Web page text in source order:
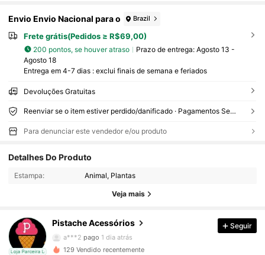
Envio Envio Nacional para o Brazil
Frete grátis(Pedidos ≥ R$69,00)
200 pontos, se houver atraso Prazo de entrega: Agosto 13 -
Agosto 18
Entrega em 4-7 dias : exclui finais de semana e feriados
Devoluções Gratuitas
Reenviar se o item estiver perdido/danificado · Pagamentos Seguros · Proteção de privacidade
Para denunciar este vendedor e/ou produto
Detalhes Do Produto
Estampa: Animal, Plantas
Veja mais
Loja Parceira Local
Pistache Acessórios
388 Seguidores
388 Seguidores
4,73
388 Seguidores
a***2 pago 1 dia atrás
Seguir
129 Vendido recentemente